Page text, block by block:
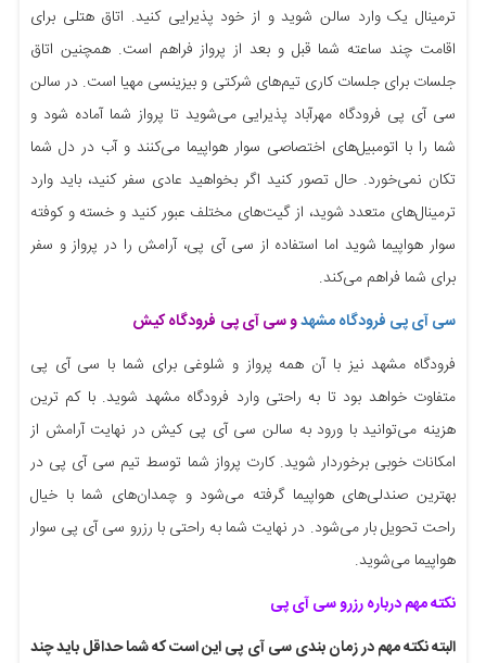
ترمینال یک وارد سالن شوید و از خود پذیرایی کنید. اتاق هتلی برای
اقامت چند ساعته شما قبل و بعد از پرواز فراهم است. همچنین اتاق
جلسات برای جلسات کاری تیم‌های شرکتی و بیزینسی مهیا است. در سالن
سی آی پی فرودگاه مهرآباد پذیرایی می‌شوید تا پرواز شما آماده شود و
شما را با اتومبیل‌های اختصاصی سوار هواپیما می‌کنند و آب در دل شما
تکان نمی‌خورد. حال تصور کنید اگر بخواهید عادی سفر کنید، باید وارد
ترمینال‌های متعدد شوید، از گیت‌های مختلف عبور کنید و خسته و کوفته
سوار هواپیما شوید اما استفاده از سی آی پی، آرامش را در پرواز و سفر
برای شما فراهم می‌کند.
سی آی پی فرودگاه مشهدوسی آی پی فرودگاهکیش
فرودگاه مشهد نیز با آن همه پرواز و شلوغی برای شما با سی آی پی
متفاوت خواهد بود تا به راحتی وارد فرودگاه مشهد شوید. با کم ترین
هزینه می‌توانید با ورود به سالن سی آی پی کیش در نهایت آرامش از
امکانات خوبی برخوردار شوید. کارت پرواز شما توسط تیم سی آی پی در
بهترین صندلی‌های هواپیما گرفته می‌شود و چمدان‌های شما با خیال
راحت تحویل بار می‌شود. در نهایت شما به راحتی با رزرو سی آی پی سوار
هواپیما می‌شوید.
نکته مهم درباره رزرو سی آی پی
البته نکته مهم در زمان بندی سی آی پی این است که شما حداقل باید چند